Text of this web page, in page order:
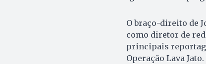
O braço-direito de
como diretor de
principais
Operação Lava